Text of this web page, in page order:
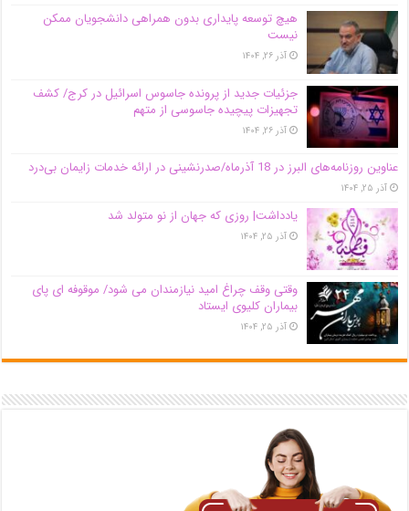
هیچ توسعه پایداری بدون همراهی دانشجویان ممکن
نیست
آذر ۲۶, ۱۴۰۴
جزئیات جدید از پرونده جاسوس اسرائیل در کرج/‌ کشف
تجهیزات پیچیده جاسوسی از متهم
آذر ۲۶, ۱۴۰۴
عناوین روزنامه‌های البرز در ‌18 آذرماه/صدرنشینی در ارائه خدمات زایمان بی‌درد
آذر ۲۵, ۱۴۰۴
یادداشت| روزی که جهان از نو متولد شد
آذر ۲۵, ۱۴۰۴
وقتی وقف چراغ امید نیازمندان می شود/ موقوفه ای پای
بیماران کلیوی ایستاد
آذر ۲۵, ۱۴۰۴